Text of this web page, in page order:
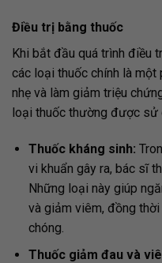
Điều trị bằng thuốc
Khi bắt đầu quá trình điều
các loại thuốc chính là một
nhẹ và làm giảm triệu
loại thuốc thường được sử
Thuốc kháng sinh:
vi khuẩn gây ra, bác sĩ
Những loại này giúp
và giảm viêm, đồng
chóng.
Thuốc giảm đau và